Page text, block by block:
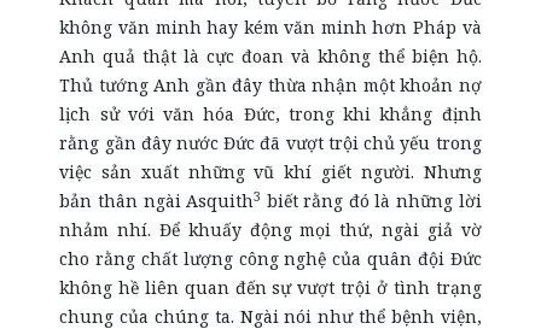
không văn minh hay kém văn minh hơn Pháp và
Anh quả thật là cực đoan và không thể biện hộ.
Thủ tướng Anh gần đây thừa nhận một khoản nợ
lịch sử với văn hóa Đức, trong khi khẳng định
rằng gần đây nước Đức đã vượt trội chủ yếu trong
việc sản xuất những vũ khí giết người. Nhưng
bản thân ngài Asquith3 biết rằng đó là những lời
nhảm nhí. Để khuấy động mọi thứ, ngài giả vờ
cho rằng chất lượng công nghệ của quân đội Đức
không hề liên quan đến sự vượt trội ở tình trạng
chung của chúng ta. Ngài nói như thể bệnh viện,